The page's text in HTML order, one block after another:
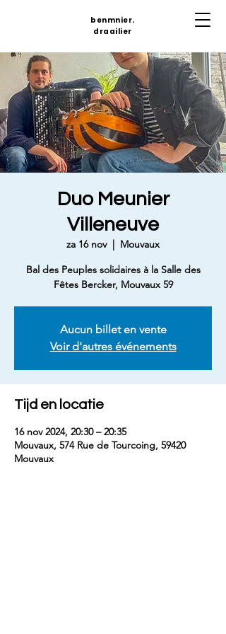
benmnier.
draailier
Duo Meunier
Villeneuve
za 16 nov
  |
Mouvaux
Bal des Peuples solidaires à la Salle des
Fêtes Bercker, Mouvaux 59
Aucun billet en vente
Voir d'autres événements
Tijd en locatie
16 nov 2024, 20:30 – 20:35
Mouvaux, 574 Rue de Tourcoing, 59420
Mouvaux